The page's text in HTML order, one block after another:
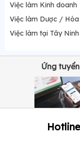
Việc làm Kinh doanh
Việc làm Dược /
Việc làm tại Tây Ninh
Ứng